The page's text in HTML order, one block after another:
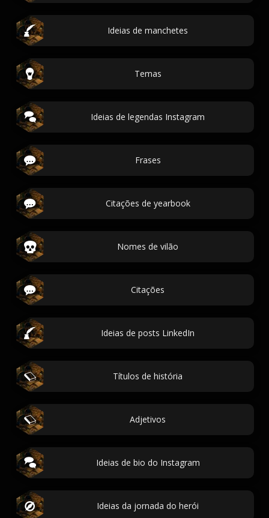
Ideias de manchetes
Temas
Ideias de legendas Instagram
Frases
Citações de yearbook
Nomes de vilão
Citações
Ideias de posts LinkedIn
Títulos de história
Adjetivos
Ideias de bio do Instagram
Ideias da jornada do herói